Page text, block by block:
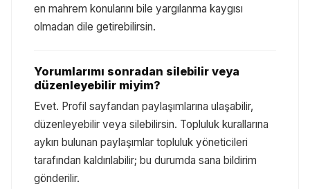
en mahrem konularını bile yargılanma kaygısı
olmadan dile getirebilirsin.
Yorumlarımı sonradan silebilir veya
düzenleyebilir miyim?
Evet. Profil sayfandan paylaşımlarına ulaşabilir,
düzenleyebilir veya silebilirsin. Topluluk kurallarına
aykırı bulunan paylaşımlar topluluk yöneticileri
tarafından kaldırılabilir; bu durumda sana bildirim
gönderilir.